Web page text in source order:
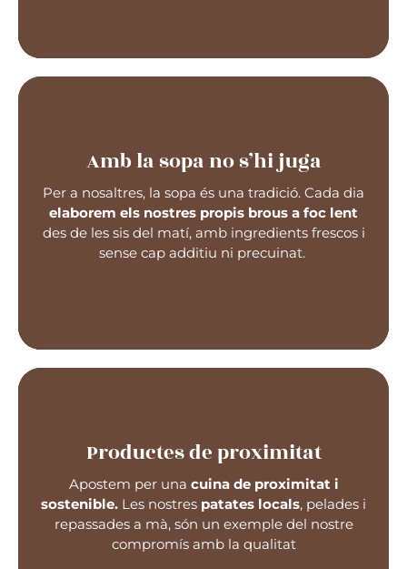
Amb la sopa no s’hi juga
Per a nosaltres, la sopa és una tradició. Cada dia
elaborem els nostres propis brous a foc lent
des de les sis del matí, amb ingredients frescos i
sense cap additiu ni precuinat.
Les nostres sopes, com les de les àvies, són
nutritives, saboroses i 100% naturals, ideals per
a les escoles de Barcelona que busquen una
alimentació casolana i de confiança.
Productes de proximitat
Apostem per una cuina de proximitat i
sostenible. Les nostres patates locals, pelades i
repassades a mà, són un exemple del nostre
compromís amb la qualitat
No fem servir productes ultraprocessats ni
congelats:cuinem cada dia al momentper
garantir frescor i sabor en tots els menús
escolars.